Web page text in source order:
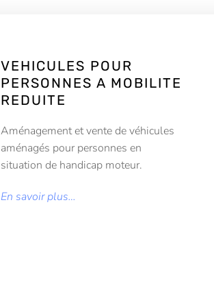
VEHICULES POUR
PERSONNES A MOBILITE
REDUITE
Aménagement et vente de véhicules
aménagés pour personnes en
situation de handicap moteur.
En savoir plus…